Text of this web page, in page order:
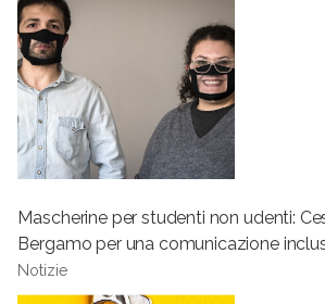
Mascherine per studenti non udenti:
Bergamo per una comunicazione
Notizie